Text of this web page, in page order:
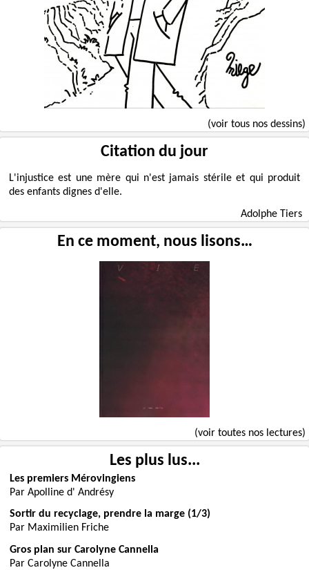
(voir tous nos dessins)
Citation du jour
L'injustice est une mère qui n'est jamais stérile et qui produit
des enfants dignes d'elle.
Adolphe Tiers
En ce moment, nous lisons…
(voir toutes nos lectures)
Les plus lus...
Les premiers Mérovingiens
Par Apolline d' Andrésy
Sortir du recyclage, prendre la marge (1/3)
Par Maximilien Friche
Gros plan sur Carolyne Cannella
Par Carolyne Cannella